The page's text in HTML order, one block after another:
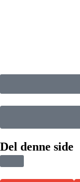
Del denne side